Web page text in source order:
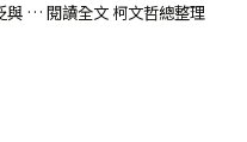
與 … 閱讀全文 柯文哲總整理